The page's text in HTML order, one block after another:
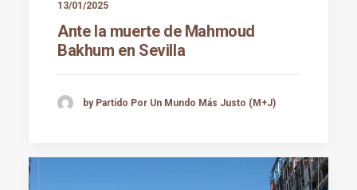
13/01/2025
Ante la muerte de Mahmoud
Bakhum en Sevilla
by Partido Por Un Mundo Más Justo (M+J)